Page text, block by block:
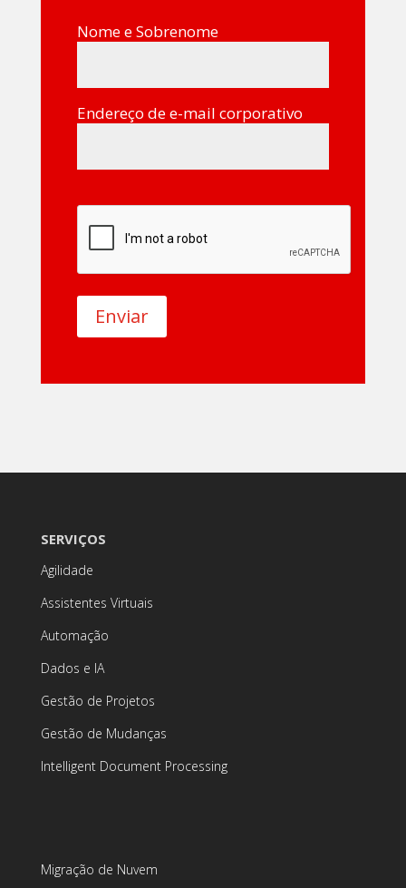
Nome e Sobrenome
Endereço de e-mail corporativo
Enviar
SERVIÇOS
Agilidade
Assistentes Virtuais
Automação
Dados e IA
Gestão de Projetos
Gestão de Mudanças
Intelligent Document Processing
Migração de Nuvem